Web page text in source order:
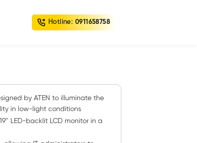
Hotline: 0911658758
by ATEN to illuminate the
in low-light conditions
LED-backlit LCD monitor in a